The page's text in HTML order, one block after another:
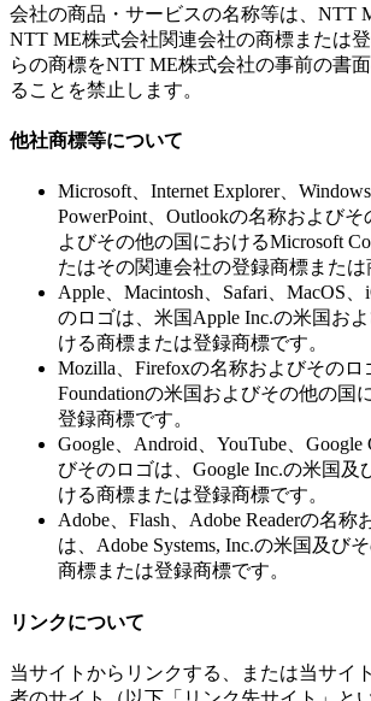
会社の商品・サービスの名称等は、NTT
NTT ME株式会社関連会社の商標または
らの商標をNTT ME株式会社の事前の書
ることを禁止します。
他社商標等について
Microsoft、Internet Explorer、
PowerPoint、Outlookの名称および
よびその他の国におけるMicrosoft
たはその関連会社の登録商標または
Apple、Macintosh、Safari、MacOS
のロゴは、米国Apple Inc.の米国お
ける商標または登録商標です。
Mozilla、Firefoxの名称およびそのロ
Foundationの米国およびその他の国
登録商標です。
Google、Android、YouTube、Google
びそのロゴは、Google Inc.の米国及
ける商標または登録商標です。
Adobe、Flash、Adobe Readerの名
は、Adobe Systems, Inc.の米国及び
商標または登録商標です。
リンクについて
当サイトからリンクする、または当サイ